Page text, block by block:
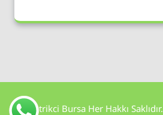
Elektrikci Bursa Her Hakkı Saklıdır.